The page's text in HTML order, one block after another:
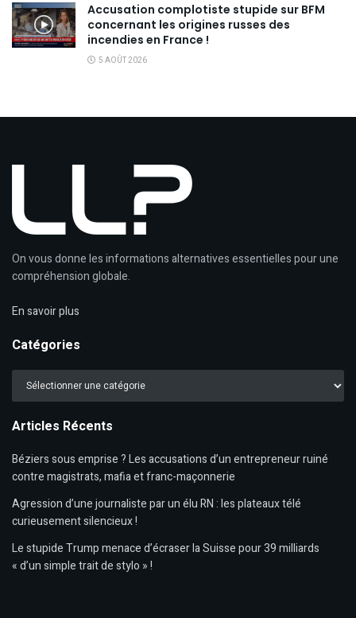
Accusation complotiste stupide sur BFM
concernant les origines russes des
incendies en France !
5 AOÛT 2026
On vous donne les informations alternatives essentielles pour une
compréhension globale.
En savoir plus
Catégories
Catégories
Articles Récents
Béziers sous emprise ? Les accusations d’un entrepreneur ruiné
contre magistrats, mafia et franc-maçonnerie
Agression d’une journaliste par un élu RN : les plateaux télé
curieusement silencieux !
Le stupide Trump menace d’écraser la Suisse pour 39 milliards
« d’un simple trait de stylo » !